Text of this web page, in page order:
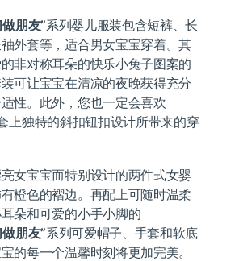
朋友”系列婴儿服装包含短裤、长
外套等，适合男女宝宝穿着。其
非对称耳朵的快乐小兔子图案的
可让宝宝在清凉的夜晚获得充分
性。此外，您也一定会喜欢
上独特的斜扣钮扣设计所带来的穿
女宝宝而特别设计的两件式女婴
橙色的褶边。再配上可随时温柔
朵和可爱的小手小脚的
朋友”系列可爱帽子、手套和软底
的每一个温馨时刻将更加完美。